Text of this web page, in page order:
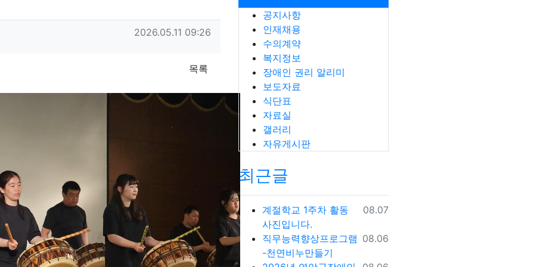
작성일
2026.05.11 09:26
목록
공지사항
인재채용
수의계약
복지정보
장애인 권리 알리미
보도자료
식단표
자료실
갤러리
자유게시판
최근글
등록일
08.07
계절학교 1주차 활동
사진입니다.
등록일
08.06
직무능력향상프로그램
-천연비누만들기